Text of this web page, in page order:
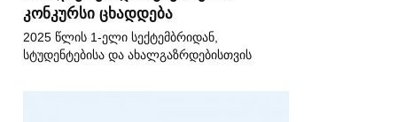
კონკურსი ცხადდება
2025 წლის 1-ელი სექტემბრიდან,
სტუდენტებისა და ახალგაზრდებისთვის